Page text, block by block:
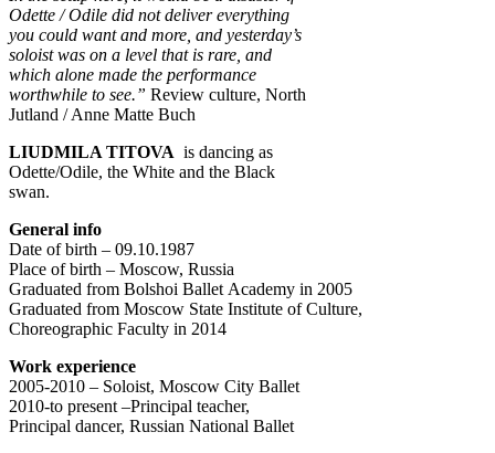
Odette / Odile did not deliver everything
you could want and more, and yesterday’s
soloist was on a level that is rare, and
which alone made the performance
worthwhile to see.” Review culture, North
Jutland / Anne Matte Buch
LIUDMILA TITOVA is dancing as
Odette/Odile, the White and the Black
swan.
General info
Date of birth – 09.10.1987
Place of birth – Moscow, Russia
Graduated from Bolshoi Ballet Academy in 2005
Graduated from Moscow State Institute of Culture,
Choreographic Faculty in 2014
Work experience
2005-2010 – Soloist, Moscow City Ballet
2010-to present –Principal teacher,
Principal dancer, Russian National Ballet